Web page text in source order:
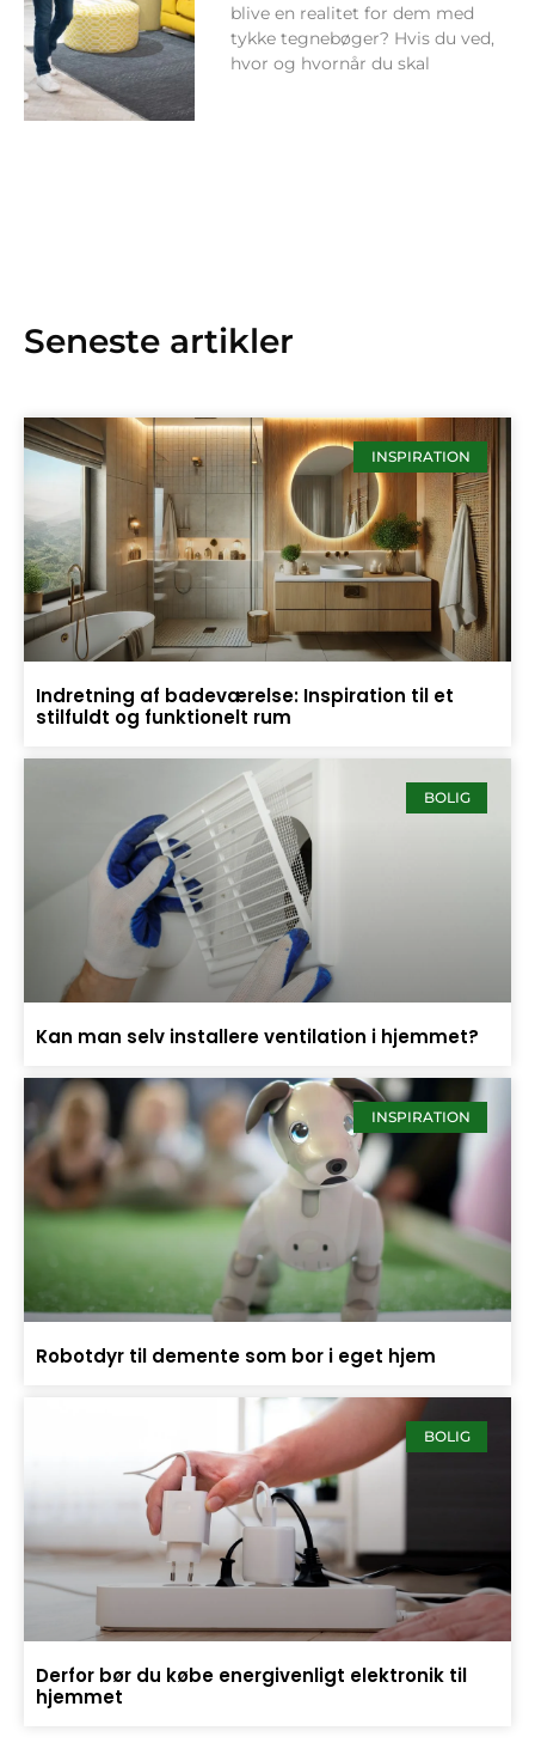
blive en realitet for dem med
tykke tegnebøger? Hvis du ved,
hvor og hvornår du skal
Seneste artikler
INSPIRATION
Indretning af badeværelse: Inspiration til et
stilfuldt og funktionelt rum
BOLIG
Kan man selv installere ventilation i hjemmet?
INSPIRATION
Robotdyr til demente som bor i eget hjem
BOLIG
Derfor bør du købe energivenligt elektronik til
hjemmet